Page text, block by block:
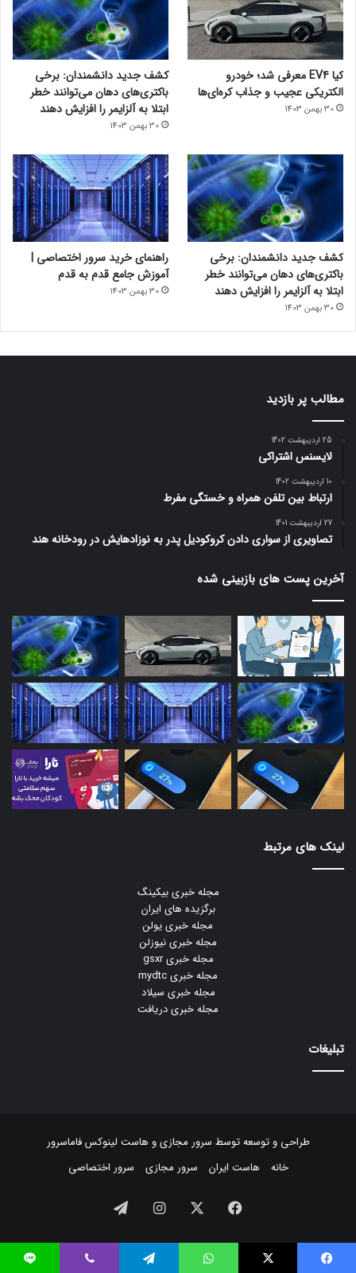
کیا EV4 معرفی شد؛ خودرو
الکتریکی عجیب و جذاب کره‌ای‌ها
30 بهمن 1403
کشف جدید دانشمندان: برخی
باکتری‌های دهان می‌توانند خطر
ابتلا به آلزایمر را افزایش دهند
30 بهمن 1403
کشف جدید دانشمندان: برخی
باکتری‌های دهان می‌توانند خطر
ابتلا به آلزایمر را افزایش دهند
30 بهمن 1403
راهنمای خرید سرور اختصاصی |
آموزش جامع قدم به قدم
30 بهمن 1403
مطالب پر بازدید
25 اردیبهشت 1402
لایسنس اشتراکی
10 اردیبهشت 1402
ارتباط بین تلفن همراه و خستگی مفرط
27 اردیبهشت 1401
تصاویری از سواری دادن کروکودیل پدر به نوزادهایش در رودخانه هند
آخرین پست های بازبینی شده
لینک های مرتبط
مجله خبری بیکینگ
برگزیده های ایران
مجله خبری یولن
مجله خبری نیوزلن
مجله خبری gsxr
مجله خبری mydtc
مجله خبری سیلاد
مجله خبری دریافت
تبلیغات
طراحی و توسعه توسط سرور مجازیو هاست لینوکسفاماسرور
خانه
هاست ایران سرور مجازی سرور اختصاصی
فیسبوک ایکس اینستاگرام